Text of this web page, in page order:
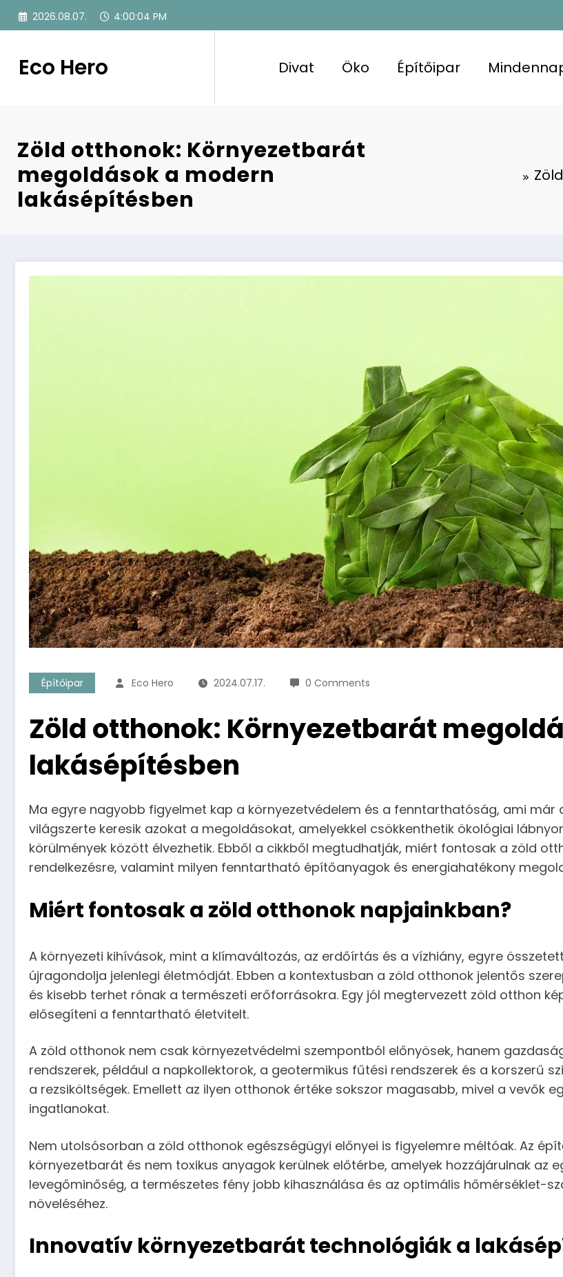
Skip
2026.08.07. 4:00:05 PM
Eco Hero Divat Öko Építőipar
Zöld otthonok: Környezetbarát
megoldások a modern
lakásépítésben
Építőipar Eco Hero 2024.07.17. 0 Comments
Zöld otthonok: Környezetbarát
lakásépítésben
Ma egyre nagyobb figyelmet kap a környezetvédelem és a fenntarthatóság, ami már
világszerte keresik azokat a megoldásokat, amelyekkel csökkenthetik ökológiai
körülmények között élvezhetik. Ebből a cikkből megtudhatják, miért fontosak a zöld
rendelkezésre, valamint milyen fenntartható építőanyagok és energiahatékony
Miért fontosak a zöld otthonok napjainkban?
A környezeti kihívások, mint a klímaváltozás, az erdőírtás és a vízhiány, egyre
újragondolja jelenlegi életmódját. Ebben a kontextusban a zöld otthonok jelentős
és kisebb terhet rónak a természeti erőforrásokra. Egy jól megtervezett zöld otthon
elősegíteni a fenntartható életvitelt.
A zöld otthonok nem csak környezetvédelmi szempontból előnyösek, hanem
rendszerek, például a napkollektorok, a geotermikus fűtési rendszerek és a korszerű
a rezsiköltségek. Emellett az ilyen otthonok értéke sokszor magasabb, mivel a vevők
ingatlanokat.
Nem utolsósorban a zöld otthonok egészségügyi előnyei is figyelemre méltóak. Az
környezetbarát és nem toxikus anyagok kerülnek előtérbe, amelyek hozzájárulnak az
levegőminőség, a természetes fény jobb kihasználása és az optimális hőmérséklet-
növeléséhez.
Innovatív környezetbarát technológiák a